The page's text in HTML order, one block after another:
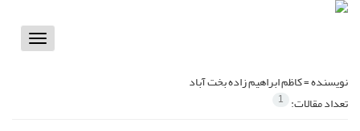
Toggle
نویسنده =کاظم ابراهیم زاده بخت آباد
تعداد مقالات: 1